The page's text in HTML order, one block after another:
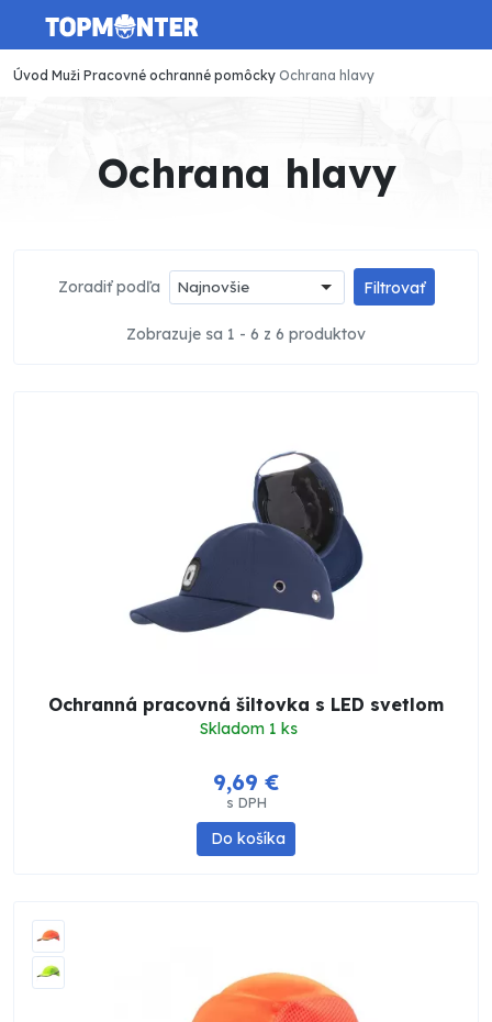
Úvod Muži Pracovné ochranné pomôcky Ochrana hlavy
Ochrana hlavy
Zoradiť podľa Najnovšie Filtrovať
Zobrazuje sa 1 - 6 z 6 produktov
Ochranná pracovná šiltovka s LED svetlom
Skladom 1 ks
9,69 €
s DPH
Do košíka